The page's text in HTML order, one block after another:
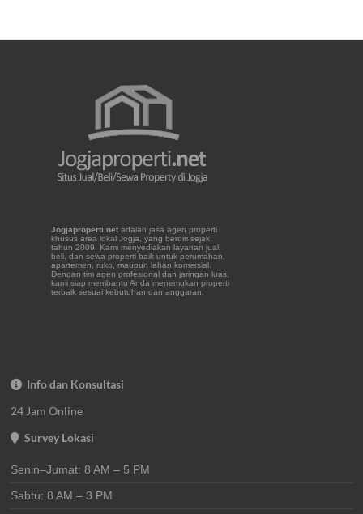
Jogjaproperti.net adalah jasa agen properti
khusus area lokal Jogja, yang berdiri sejak
tahun 2009. Kami menyediakan layanan jual,
beli, dan sewa properti baik untuk perumahan,
apartemen, ruko, maupun lahan komersial.
Dengan tim agen profesional dan jaringan luas,
kami siap membantu Anda menemukan properti
terbaik sesuai kebutuhan dan anggaran.
Info dan Konsultasi
24 Jam Online
Survey Lokasi
Senin–Jumat: 8 AM – 5 PM
Sabtu: 8 AM – 3 PM